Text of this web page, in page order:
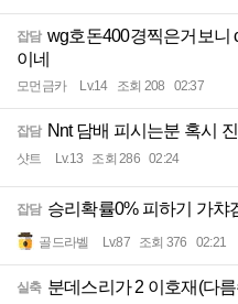
잡담 wg호돈400경찍은거보니
이네
모먼금카 Lv.14 조회 208 02:37
잡담 Nnt 담배 피시는분 혹시
샷트 Lv.13 조회 286 02:24
잡담 승리확률0% 피하기 가챠
골드라벨 Lv.87 조회 376 02:21
실축 분데스리가 2 이호재(다